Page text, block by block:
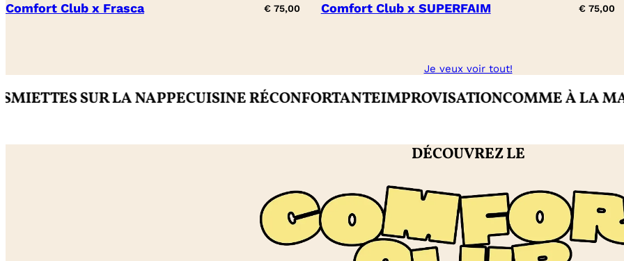
Comfort Club x Frasca €75,00 Comfort Club x SUPERFAIM € 75,00
Je veux voir tout!
SUR LA NAPPECUISINE RÉCONFORTANTEIMPROVISATIONCOMME À LA
DÉCOUVREZ LE